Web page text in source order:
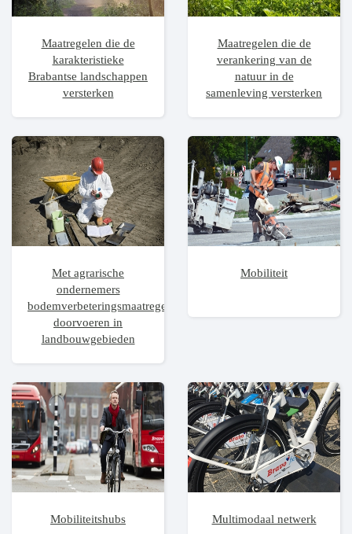
Maatregelen die de
karakteristieke
Brabantse landschappen
versterken
Maatregelen die de
verankering van de
natuur in de
samenleving versterken
Met agrarische
ondernemers
bodemverbeteringsmaatregelen
doorvoeren in
landbouwgebieden
Mobiliteit
Mobiliteitshubs Multimodaal netwerk